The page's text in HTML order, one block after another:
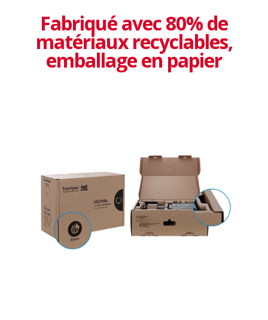
Fabriqué avec 80% de
matériaux recyclables,
emballage en papier